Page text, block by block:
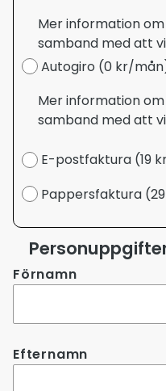
Mer information
samband med att
Autogiro (0 kr/
Mer information
samband med att
E-postfaktura (19
Pappersfaktura
Förnamn
Efternamn